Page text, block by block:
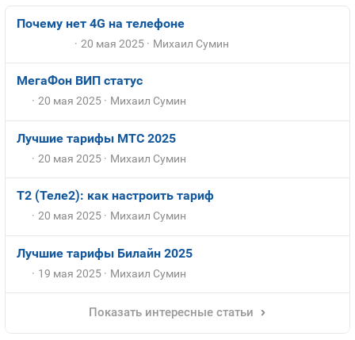
Почему нет 4G на телефоне
20 мая 2025 Михаил Сумин
МегаФон ВИП статус
20 мая 2025 Михаил Сумин
Лучшие тарифы МТС 2025
20 мая 2025 Михаил Сумин
T2 (Теле2): как настроить тариф
20 мая 2025 Михаил Сумин
Лучшие тарифы Билайн 2025
19 мая 2025 Михаил Сумин
Показать интересные статьи